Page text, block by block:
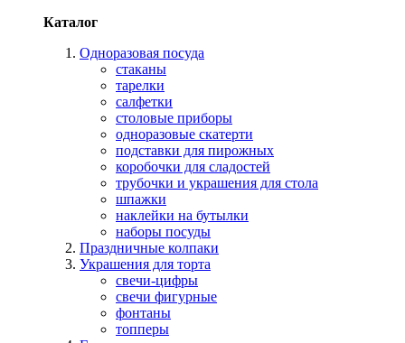
Каталог
Одноразовая посуда
стаканы
тарелки
салфетки
столовые приборы
одноразовые скатерти
подставки для пирожных
коробочки для сладостей
трубочки и украшения для стола
шпажки
наклейки на бутылки
наборы посуды
Праздничные колпаки
Украшения для торта
свечи-цифры
свечи фигурные
фонтаны
топперы